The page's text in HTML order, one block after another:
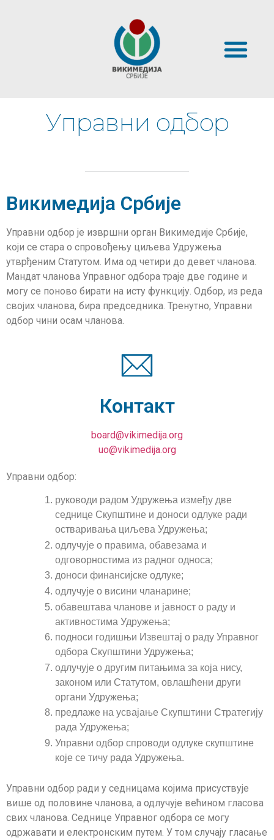
Управни одбор
Викимедија Србије
Управни одбор је извршни орган Викимедије Србије,
који се стара о спровођењу циљева Удружења
утврђеним Статутом. Има од четири до девет чланова.
Мандат чланова Управног одбора траје две године и
могу се поново бирати на исту функцију. Одбор, из реда
својих чланова, бира председника. Тренутно, Управни
одбор чини осам чланова.
Контакт
board@vikimedija.org
uo@vikimedija.org
Управни одбор:
руководи радом Удружења између две
седнице Скупштине и доноси одлуке ради
остваривања циљева Удружења;
одлучује о правима, обавезама и
одговорностима из радног односа;
доноси финансијске одлуке;
одлучује о висини чланарине;
обавештава чланове и јавност о раду и
активностима Удружења;
подноси годишњи Извештај о раду Управног
одбора Скупштини Удружења;
одлучује о другим питањима за која нису,
законом или Статутом, овлашћени други
органи Удружења;
предлаже на усвајање Скупштини Стратегију
рада Удружења;
Управни одбор спроводи одлуке скупштине
које се тичу рада Удружења.
Управни одбор ради у седницама којима присуствује
више од половине чланова, а одлучује већином гласова
свих чланова. Седнице Управног одбора се могу
одржавати и електронским путем. У том случају гласање